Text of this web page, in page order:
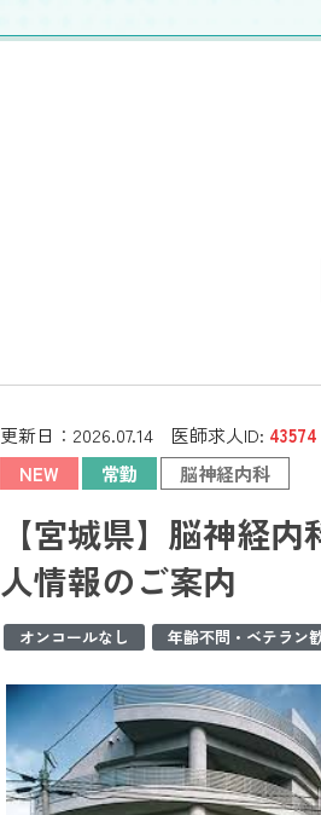
更新日： 2026.07.14 医師求人ID: 43574
NEW
常勤 脳神経内科
【宮城県】脳神経
人情報のご案内
オンコールなし 年齢不問・ベテラン